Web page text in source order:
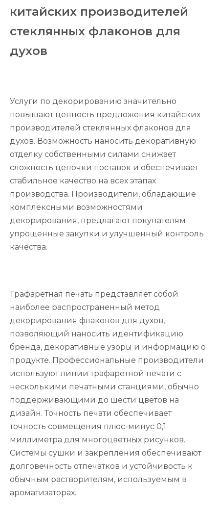
китайских производителей
стеклянных флаконов для
духов
Услуги по декорированию значительно
повышают ценность предложения китайских
производителей стеклянных флаконов для
духов. Возможность наносить декоративную
отделку собственными силами снижает
сложность цепочки поставок и обеспечивает
стабильное качество на всех этапах
производства. Производители, обладающие
комплексными возможностями
декорирования, предлагают покупателям
упрощенные закупки и улучшенный контроль
качества.
Трафаретная печать представляет собой
наиболее распространенный метод
декорирования флаконов для духов,
позволяющий наносить идентификацию
бренда, декоративные узоры и информацию о
продукте. Профессиональные производители
используют линии трафаретной печати с
несколькими печатными станциями, обычно
поддерживающими до шести цветов на
дизайн. Точность печати обеспечивает
точность совмещения плюс-минус 0,1
миллиметра для многоцветных рисунков.
Системы сушки и закрепления обеспечивают
долговечность отпечатков и устойчивость к
обычным растворителям, используемым в
ароматизаторах.